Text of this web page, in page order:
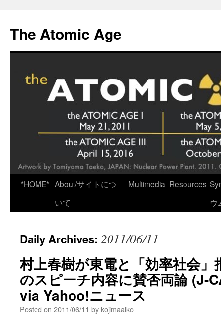
content
The Atomic Age
*HOME* About/サイトにつ
いて
Multimedia Resources
ウ
Daily Archives: 2011/06/11
村上春樹が東電と「効率社会
のスピーチ内容に賛否両論 (J-
via Yahoo!ニュース
Posted on 2011/06/11 by kojimaaiko